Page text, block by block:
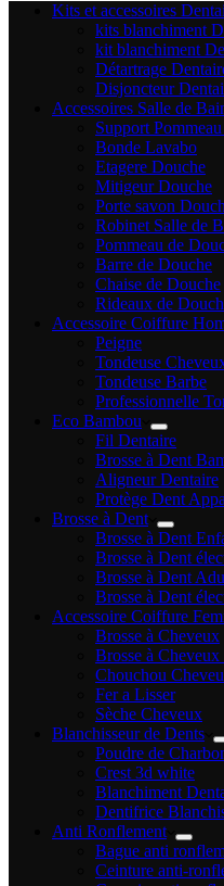
Kits et accessoires
kits blanchiment
kit blanchiment
Détartrage
Disjoncteur
Accessoires Salle de
Support
Bonde Lavabo
Etagere Douche
Mitigeur Douche
Porte savon
Robinet Salle de
Pommeau de
Barre de Douche
Chaise de Douche
Rideaux de
Accessoire Coiffure
Peigne
Tondeuse
Tondeuse Barbe
Professionnelle
Eco Bambou
Fil Dentaire
Brosse à Dent
Aligneur Dentaire
Protège Dent
Brosse à Dent
Brosse à Dent
Brosse à Dent
Brosse à Dent
Brosse à Dent
Accessoire Coiffure
Brosse à Cheveux
Brosse à
Chouchou
Fer a Lisser
Sèche Cheveux
Blanchisseur de Dents
Poudre de
Crest 3d white
Blanchiment
Dentifrice
Anti Ronflement
Bague anti
Ceinture anti-